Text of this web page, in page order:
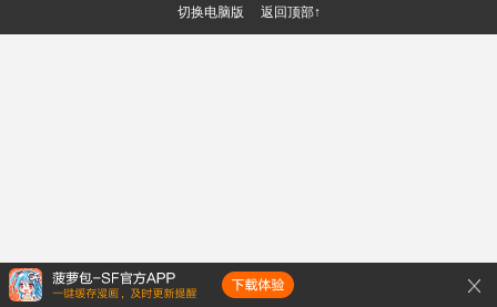
切换电脑版 返回顶部↑